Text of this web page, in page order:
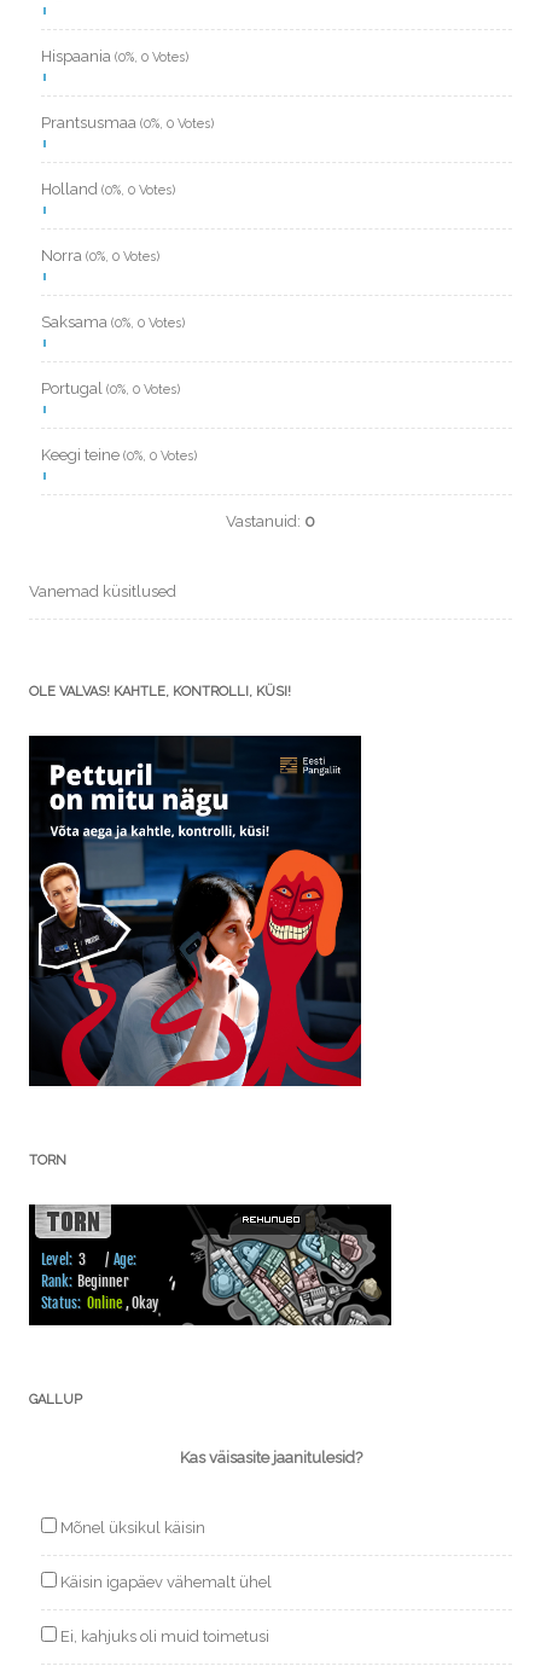
Hispaania (0%, 0 Votes)
Prantsusmaa (0%, 0 Votes)
Holland (0%, 0 Votes)
Norra (0%, 0 Votes)
Saksama (0%, 0 Votes)
Portugal (0%, 0 Votes)
Keegi teine (0%, 0 Votes)
Vastanuid: 0
Vanemad küsitlused
OLE VALVAS! KAHTLE, KONTROLLI, KÜSI!
TORN
GALLUP
Kas väisasite jaanitulesid?
Mõnel üksikul käisin
Käisin igapäev vähemalt ühel
Ei, kahjuks oli muid toimetusi